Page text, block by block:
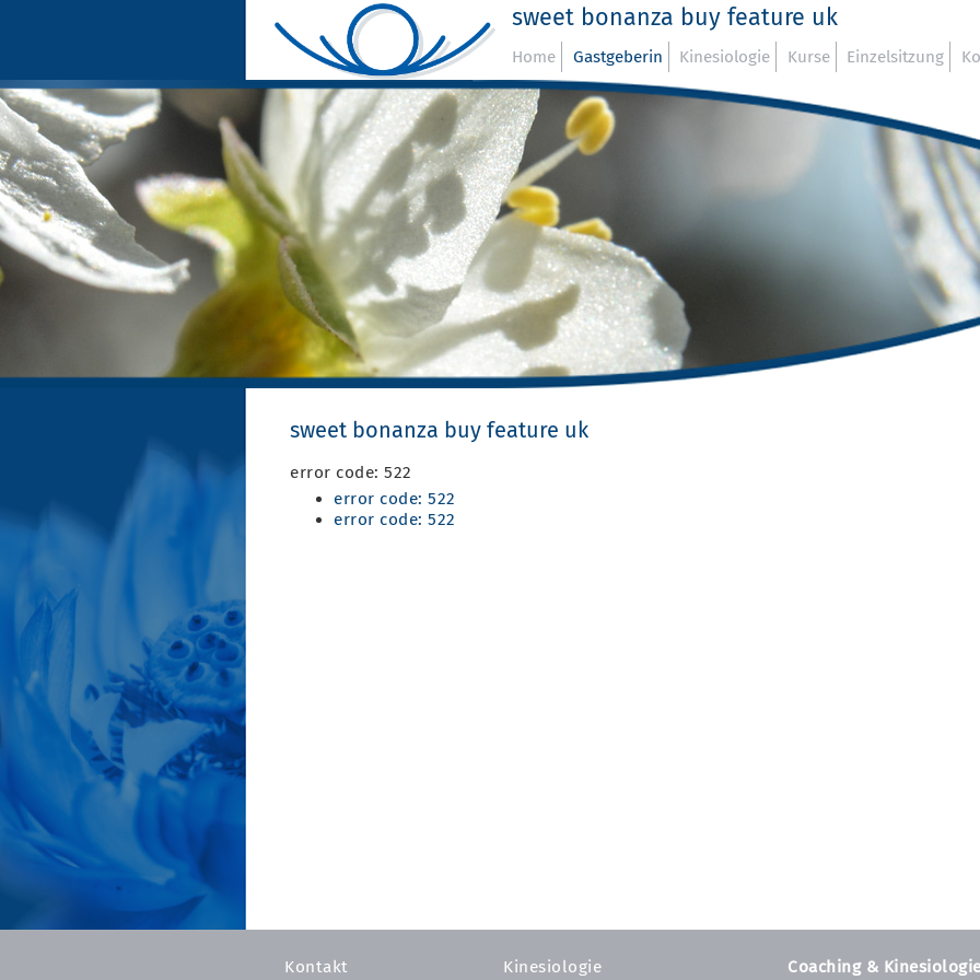
sweet bonanza buy feature uk
Home Gastgeberin Kinesiologie Kurse Einzelsitzung
sweet bonanza buy feature uk
error code: 522
error code: 522
error code: 522
Kontakt
Kinesiologie
Coaching &